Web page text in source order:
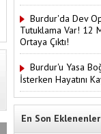
Burdur'da Dev
Tutuklama Var! 12
Ortaya Çıktı!
Burdur'u Yasa
İsterken Hayatını
En Son Eklenenler